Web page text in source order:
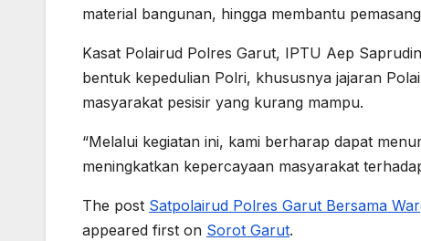
material bangunan, hingga membantu
Kasat Polairud Polres Garut, IPTU Aep
bentuk kepedulian Polri, khususnya jajaran
masyarakat pesisir yang kurang mampu.
“Melalui kegiatan ini, kami berharap dapat
meningkatkan kepercayaan masyarakat
The post Satpolairud Polres Garut Bersama
appeared first on Sorot Garut.